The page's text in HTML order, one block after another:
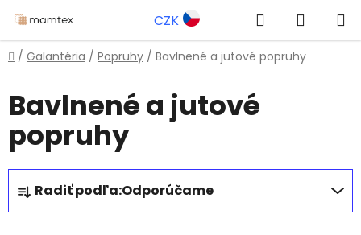
na
obsah
CZK Hľadať
KOŠÍK
Domov
/ Galantéria / Popruhy / Bavlnené a jutové popruhy
Bavlnené a jutové
popruhy
R
a
d
Radiť podľa:Odporúčame